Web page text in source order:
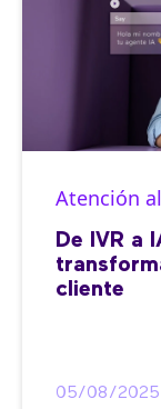
Atención
De IVR a
cliente
05/08/2025